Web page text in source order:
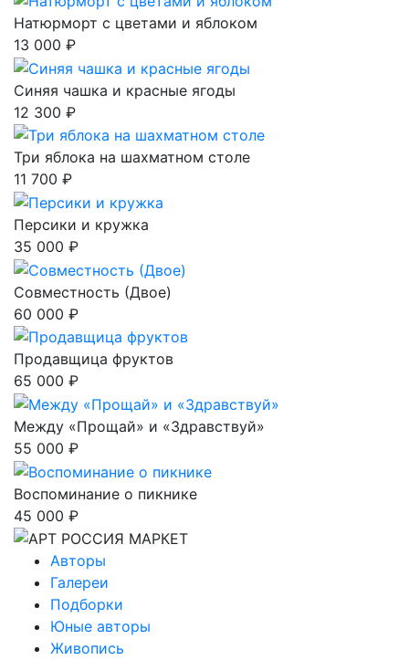
Натюрморт с цветами и яблоком
13 000 ₽
Синяя чашка и красные ягоды
12 300 ₽
Три яблока на шахматном столе
11 700 ₽
Персики и кружка
35 000 ₽
Совместность (Двое)
60 000 ₽
Продавщица фруктов
65 000 ₽
Между «Прощай» и «Здравствуй»
55 000 ₽
Воспоминание о пикнике
45 000 ₽
Авторы
Галереи
Подборки
Юные авторы
Живопись